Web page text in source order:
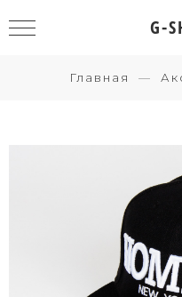
G-
Главная